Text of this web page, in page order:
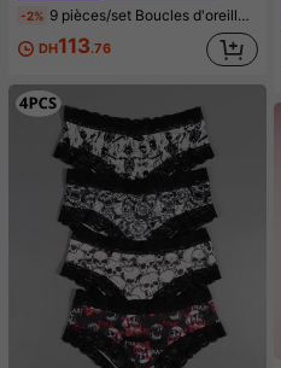
-2% 9 pièces/set Boucles d'oreilles avec pendentif cœur en zircone délicates roses, convient pour les fêtes, festivals, sorties ou mariage, Saint-Valentin, maman, mère, fête des mères, cadeau
DH113.76